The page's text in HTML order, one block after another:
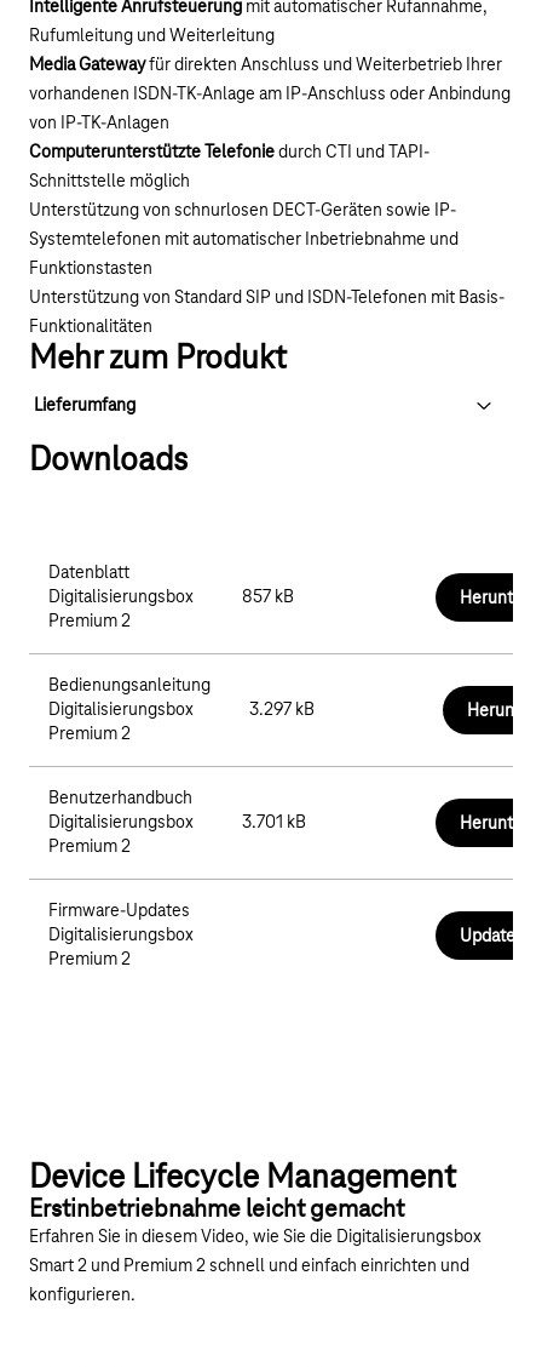
Intelligente Anrufsteuerung mit automatischer Rufannahme,
Rufumleitung und Weiterleitung
Media Gatewayfür direkten Anschluss und Weiterbetrieb Ihrer
vorhandenen ISDN-TK-Anlage am IP-Anschluss oder Anbindung
von IP-TK-Anlagen
Computerunterstützte Telefoniedurch CTI und TAPI-
Schnittstelle möglich
Unterstützung von schnurlosen DECT-Geräten sowie IP-
Systemtelefonen mit automatischer Inbetriebnahme und
Funktionstasten
Unterstützung von Standard SIP und ISDN-Telefonen mit Basis-
Funktionalitäten
Mehr zum Produkt
Lieferumfang
Digitalisierungsbox Premium 2
DSL-Kabel (TAE-RJ45)
Sicherheitshinweise
Downloads
Datenblatt
Digitalisierungsbox
Premium 2
857 kB
Bedienungsanleitung
Digitalisierungsbox
Premium 2
3.297 kB
Benutzerhandbuch
Digitalisierungsbox
Premium 2
3.701 kB
Firmware-Updates
Digitalisierungsbox
Premium 2
Updates
Device Lifecycle Management
Erstinbetriebnahme leicht gemacht
Erfahren Sie in diesem Video, wie Sie die Digitalisierungsbox
Smart 2 und Premium 2 schnell und einfach einrichten und
konfigurieren.